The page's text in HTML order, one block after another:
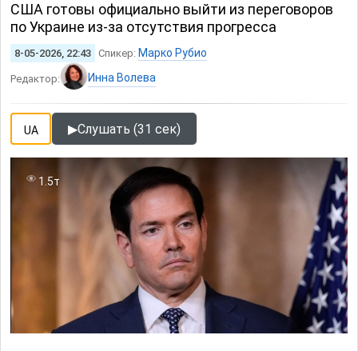
США готовы официально выйти из переговоров
по Украине из-за отсутствия прогресса
8-05-2026, 22:43 Спикер: Марко Рубио
Редактор: Инна Волева
UA ▶Слушать (31 сек)
1.5т